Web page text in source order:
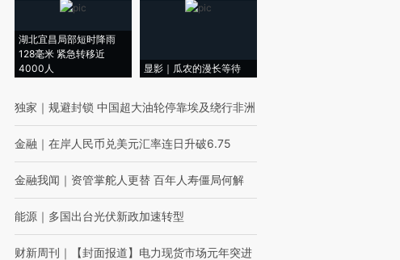
湖北宜昌局部短时降雨
128毫米 紧急转移近
4000人
显影｜瓜农的漫长等待
独家 ｜ 规避封锁 中国超大油轮停靠埃及绕行非洲
金融 ｜ 在岸人民币兑美元汇率连日升破6.75
金融我闻 ｜ 资管掌舵人更替 百年人寿僵局何解
能源 ｜ 多国出台光伏新政加速转型
财新周刊 ｜ 【封面报道】电力现货市场元年突进